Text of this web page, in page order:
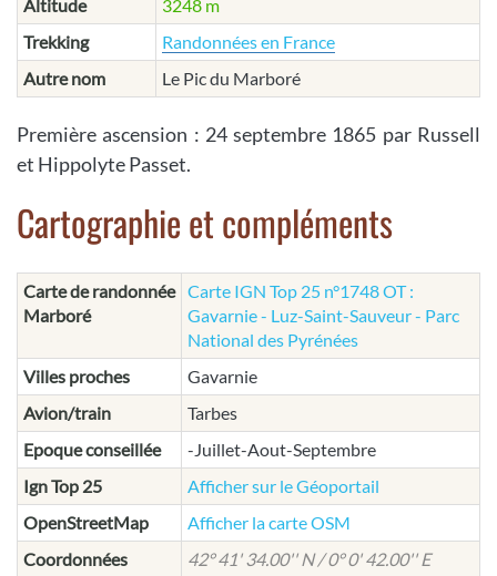
Altitude
3248 m
Trekking
Randonnées en France
Autre nom
Le Pic du Marboré
Première ascension : 24 septembre 1865 par Russell
et Hippolyte Passet.
Cartographie et compléments
Carte de randonnée
Marboré
Carte IGN Top 25 n°1748 OT :
Gavarnie - Luz-Saint-Sauveur - Parc
National des Pyrénées
Villes proches
Gavarnie
Avion/train
Tarbes
Epoque conseillée
-Juillet-Aout-Septembre
Ign Top 25
Afficher sur le Géoportail
OpenStreetMap
Afficher la carte OSM
Coordonnées
42° 41' 34.00'' N / 0° 0' 42.00'' E